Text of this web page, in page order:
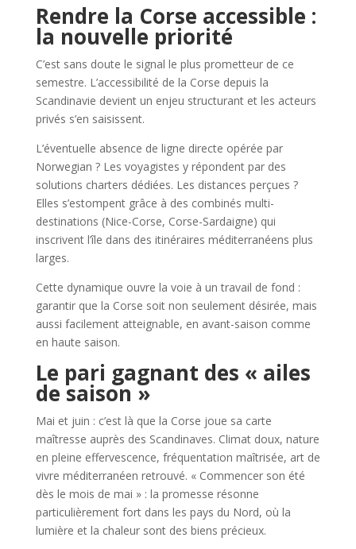
Rendre la Corse accessible :
la nouvelle priorité
C’est sans doute le signal le plus prometteur de ce
semestre. L’accessibilité de la Corse depuis la
Scandinavie devient un enjeu structurant et les acteurs
privés s’en saisissent.
L’éventuelle absence de ligne directe opérée par
Norwegian ? Les voyagistes y répondent par des
solutions charters dédiées. Les distances perçues ?
Elles s’estompent grâce à des combinés multi-
destinations (Nice-Corse, Corse-Sardaigne) qui
inscrivent l’île dans des itinéraires méditerranéens plus
larges.
Cette dynamique ouvre la voie à un travail de fond :
garantir que la Corse soit non seulement désirée, mais
aussi facilement atteignable, en avant-saison comme
en haute saison.
Le pari gagnant des « ailes
de saison »
Mai et juin : c’est là que la Corse joue sa carte
maîtresse auprès des Scandinaves. Climat doux, nature
en pleine effervescence, fréquentation maîtrisée, art de
vivre méditerranéen retrouvé. « Commencer son été
dès le mois de mai » : la promesse résonne
particulièrement fort dans les pays du Nord, où la
lumière et la chaleur sont des biens précieux.